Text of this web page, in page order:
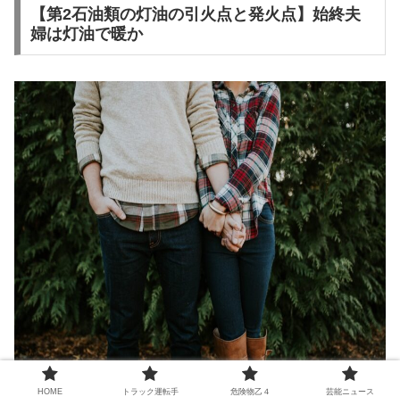
【第2石油類の灯油の引火点と発火点】始終夫
婦は灯油で暖か
HOME トラック運転手 危険物乙４ 芸能ニュース